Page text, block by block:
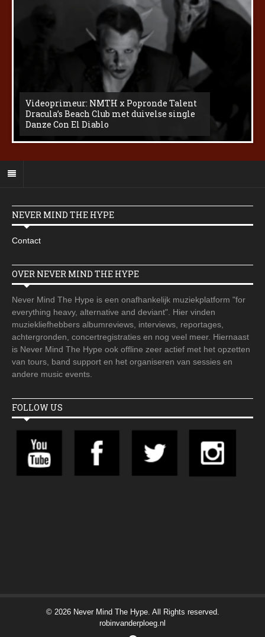
Videoprimeur: NMTH x Popronde Talent
Dracula’s Beach Club met duivelse single
Danze Con El Diablo
NEVER MIND THE HYPE
Contact
OVER NEVER MIND THE HYPE
Never Mind The Hype is een onafhankelijk muziekplatform "for
everything heavy, alternative and deviant". Hier vinden
muziekliefhebbers albumreviews, interviews, reportages,
achtergronden, concertregistraties en nog veel meer. Hiernaast
is Never Mind The Hype ook offline zeer actief met het opzetten
van tours, band support en het organiseren van sessies en
andere music events.
FOLLOW US
© 2026 Never Mind The Hype. All Rights reserved.
robinvanderploeg.nl